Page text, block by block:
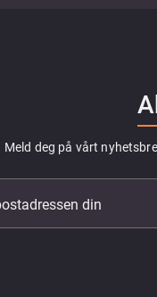
Meld deg på vårt
din